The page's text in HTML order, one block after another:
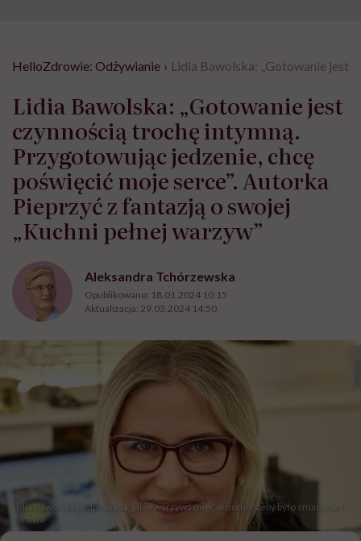
HelloZdrowie: Odżywianie › Lidia Bawolska: „Gotowanie jest
Lidia Bawolska: „Gotowanie jest
czynnością trochę intymną.
Przygotowując jedzenie, chcę
poświęcić moje serce”. Autorka
Pieprzyć z fantazją o swojej
„Kuchni pełnej warzyw”
Aleksandra Tchórzewska
Opublikowano: 18.01.2024 10:15
Aktualizacja: 29.03.2024 14:50
Lidia Bawolska podpowiada, jakie warzywa mieć w domu, żeby było smacznie i
zdrowo